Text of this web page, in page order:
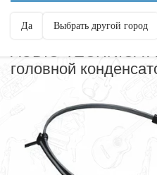
Да Выбрать другой город
МИКРОФОНЫ
AUDIO-TECHNICA
головной